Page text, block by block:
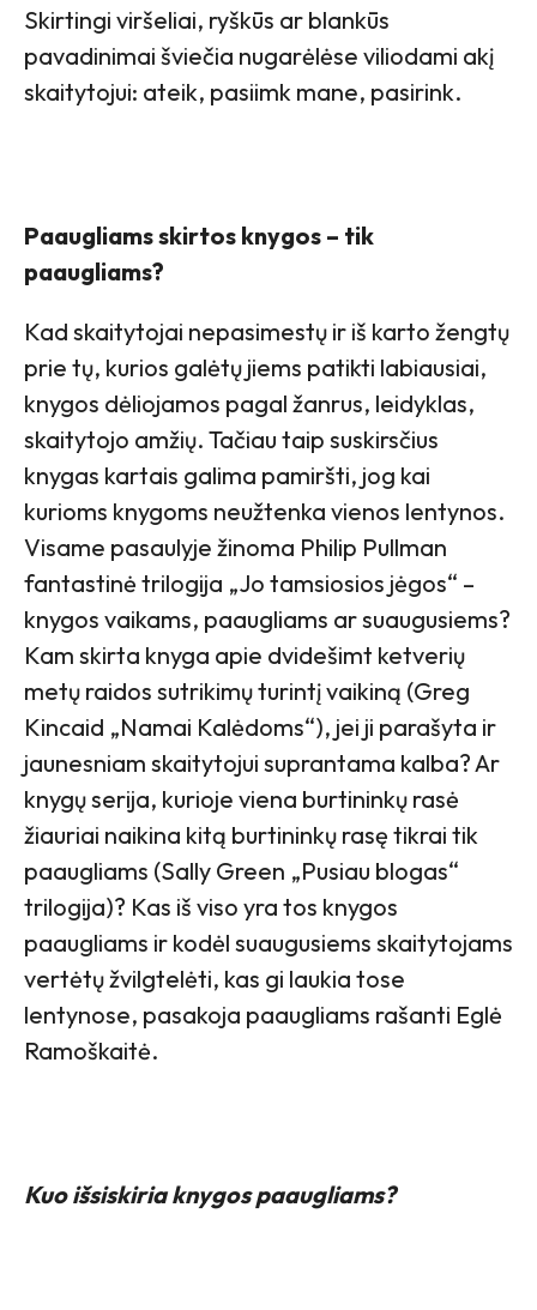
Skirtingi viršeliai, ryškūs ar blankūs
pavadinimai šviečia nugarėlėse viliodami akį
skaitytojui: ateik, pasiimk mane, pasirink.
Paaugliams skirtos knygos – tik
paaugliams?
Kad skaitytojai nepasimestų ir iš karto žengtų
prie tų, kurios galėtų jiems patikti labiausiai,
knygos dėliojamos pagal žanrus, leidyklas,
skaitytojo amžių. Tačiau taip suskirsčius
knygas kartais galima pamiršti, jog kai
kurioms knygoms neužtenka vienos lentynos.
Visame pasaulyje žinoma Philip Pullman
fantastinė trilogija „Jo tamsiosios jėgos“ –
knygos vaikams, paaugliams ar suaugusiems?
Kam skirta knyga apie dvidešimt ketverių
metų raidos sutrikimų turintį vaikiną (Greg
Kincaid „Namai Kalėdoms“), jei ji parašyta ir
jaunesniam skaitytojui suprantama kalba? Ar
knygų serija, kurioje viena burtininkų rasė
žiauriai naikina kitą burtininkų rasę tikrai tik
paaugliams (Sally Green „Pusiau blogas“
trilogija)? Kas iš viso yra tos knygos
paaugliams ir kodėl suaugusiems skaitytojams
vertėtų žvilgtelėti, kas gi laukia tose
lentynose, pasakoja paaugliams rašanti Eglė
Ramoškaitė.
Kuo išsiskiria knygos paaugliams?